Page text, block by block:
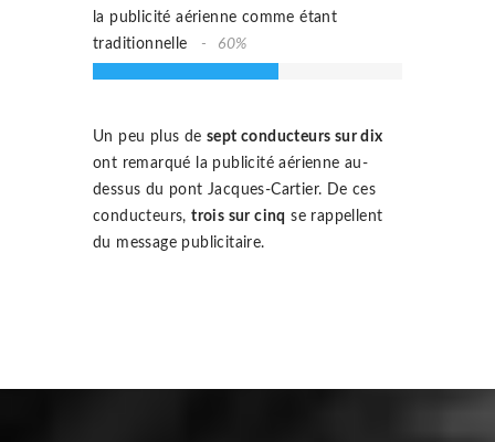
la publicité aérienne comme étant
traditionnelle
60%
Un peu plus de sept conducteurs sur dix
ont remarqué la publicité aérienne au-
dessus du pont Jacques-Cartier. De ces
conducteurs,trois sur cinq se rappellent
du message publicitaire.